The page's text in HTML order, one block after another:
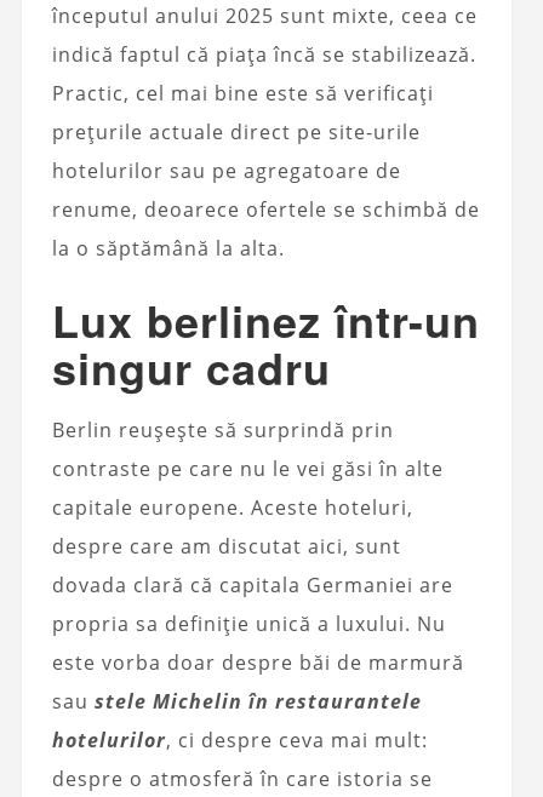
începutul anului 2025 sunt mixte, ceea ce
indică faptul că piața încă se stabilizează.
Practic, cel mai bine este să verificați
prețurile actuale direct pe site-urile
hotelurilor sau pe agregatoare de
renume, deoarece ofertele se schimbă de
la o săptămână la alta.
Lux berlinez într-un
singur cadru
Berlin reușește să surprindă prin
contraste pe care nu le vei găsi în alte
capitale europene. Aceste hoteluri,
despre care am discutat aici, sunt
dovada clară că capitala Germaniei are
propria sa definiție unică a luxului. Nu
este vorba doar despre băi de marmură
sau stele Michelin în restaurantele
hotelurilor, ci despre ceva mai mult:
despre o atmosferă în care istoria se